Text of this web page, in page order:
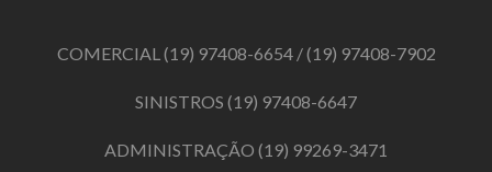
COMERCIAL(19) 97408-6654/(19) 97408-7902
SINISTROS (19) 97408-6647
ADMINISTRAÇÃO (19) 99269-3471